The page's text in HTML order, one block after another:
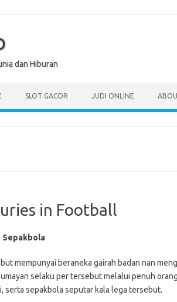
dan Hiburan
SLOT GACOR JUDI ONLINE
in Football
Sepakbola
mempunyai beraneka gairah badan nan
selaku per tersebut melalui penuh
serta sepakbola seputar kala lega tersebut.